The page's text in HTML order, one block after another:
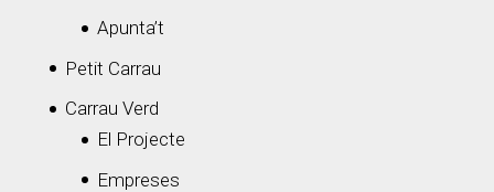
Apunta’t
Petit Carrau
Carrau Verd
El Projecte
Empreses